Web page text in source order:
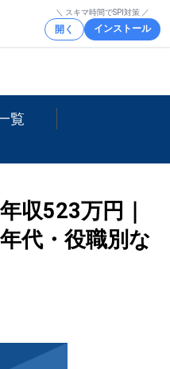
＼ スキマ時間でSPI対策 ／
開く インストール
覧
収523万円｜
代・役職別な